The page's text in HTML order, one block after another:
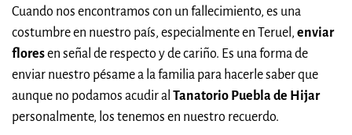
Cuando nos encontramos con un fallecimiento, es una
costumbre en nuestro país, especialmente en Teruel, enviar
floresen señal de respecto y de cariño. Es una forma de
enviar nuestro pésame a la familia para hacerle saber que
aunque no podamos acudir al Tanatorio Puebla de Hijar
personalmente, los tenemos en nuestro recuerdo.